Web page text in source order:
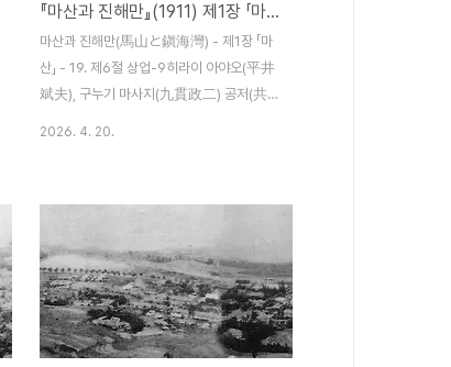
然)한 허가를 받아 착실하게 영업을 하는 자
라고 한다.마산 도오리마치 3정목나베타 유
키헤이(鍋田幸兵)마산 도오리마치 4정목고
쿠후 ..
『마산과 진해만』(1911) 제1장 「마산」 - 19. 제6절 상업-9
마산과 진해만(馬山と鎭海灣) - 제1장 「마
산」 - 19. 제6절 상업-9히라이 아야오(平井
斌夫), 구누기 마사지(九貫政二) 공저(共
9월 29일이다. 지난해의 매상고는 조합 전체
로 약 60만 엔이며 올해의 예상은 그 배가 될
금액이다. 소나무 목재는 쓰시마의 이와미
(石見) 지방에서 들어오는 것이 제일 많고,
삼나무 목재는 아키타(秋田)와 돗토리(鳥
2026. 4. 20.